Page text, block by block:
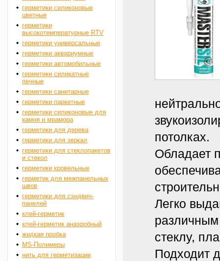
потолках.
Обладает
Легко
стеклу,
Подходит
герметики силиконовые
цветные
герметики
высокотемпературные RTV
герметики универсальные
герметики аквариумные
герметики автомобильные
герметики силикатные
печные
герметики санитарные
герметики паркетные
герметики силиконовые для
камня и мрамора
герметики для дерева
герметики для зеркал
герметики для стеклопакетов
и стекол
герметики кровельные
герметик для межпанельных
швов
герметики для сэндвич-
панелей
клей-герметик
клей-герметик анаэробный
жидкая пробка
MS-Полимеры
нить для герметизации